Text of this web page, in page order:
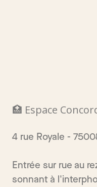
🏥 Espace
4 rue Royale -
Entrée sur rue au
sonnant à